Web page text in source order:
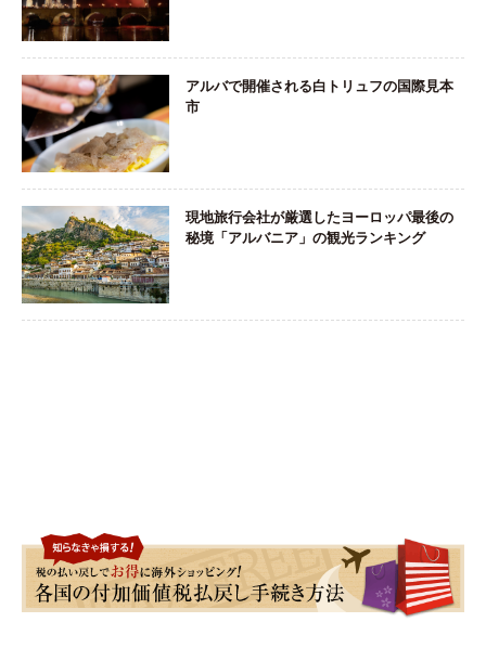
アルバで開催される白トリュフの国際見本
市
現地旅行会社が厳選したヨーロッパ最後の
秘境「アルバニア」の観光ランキング